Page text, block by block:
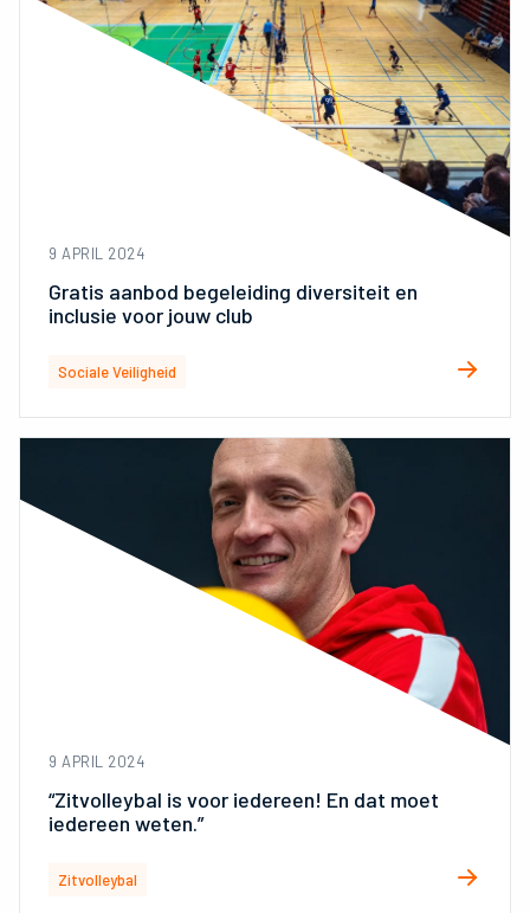
9 APRIL 2024
Gratis aanbod begeleiding diversiteit en
inclusie voor jouw club
Sociale Veiligheid
9 APRIL 2024
“Zitvolleybal is voor iedereen! En dat moet
iedereen weten.”
Zitvolleybal